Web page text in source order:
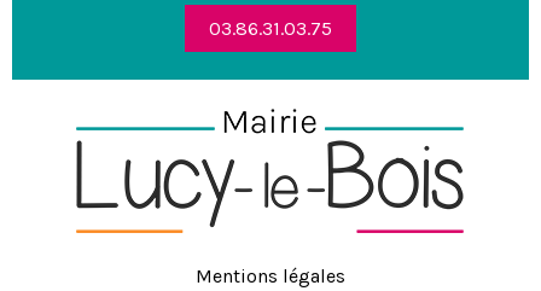
03.86.31.03.75
Mentions légales